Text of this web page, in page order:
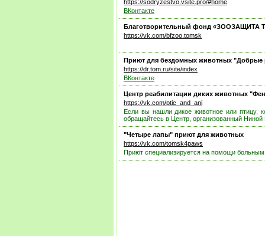
https://sodryzestvo.vsite.pro/#home
ВКонтакте
Благотворительный фонд «ЗООЗАЩИТА
https://vk.com/bfzoo.tomsk
Приют для бездомных животных "Добрые
https://dr.tom.ru/site/index
ВКонтакте
Центр реабилитации диких животных
https://vk.com/ptic_and_ani
Если вы нашли дикое животное или птицу,
обращайтесь в Центр, организованный Ниной
"Четыре лапы" приют для животных
https://vk.com/tomsk4paws
Приют специализируется на помощи